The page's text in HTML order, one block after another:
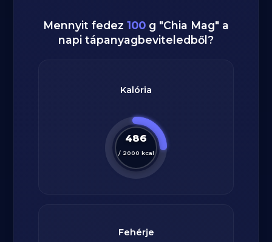
Mennyit fedez 100 g "Chia Mag" a
napi tápanyagbeviteledből?
Kalória
486
/ 2000 kcal
Fehérje